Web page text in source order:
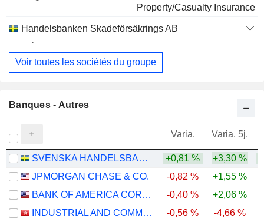
1 M $
Property/Casualty Insurance
Handelsbanken Skadeförsäkrings AB
Voir toutes les sociétés du groupe
Banques - Autres
Varia. Varia. 5j.
SVENSKA HANDELSBANKEN AB +0,81 % +3,30 %
JPMORGAN CHASE & CO.
-0,82 % +1,55 %
BANK OF AMERICA CORPORATION
-0,40 % +2,06 %
INDUSTRIAL AND COMMERCIAL BANK OF CHINA LIMITED
-0,56 % -4,66 %